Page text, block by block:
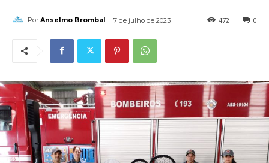
Por Anselmo Brombal 7 de julho de 2023 0
472